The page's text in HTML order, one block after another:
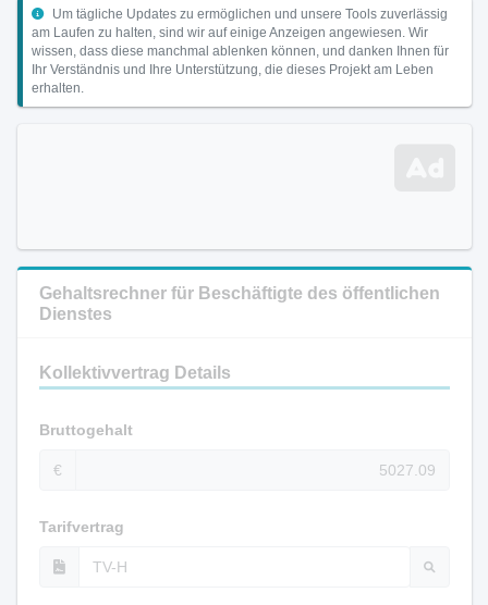
Um tägliche Updates zu ermöglichen und unsere Tools zuverlässig
am Laufen zu halten, sind wir auf einige Anzeigen angewiesen. Wir
wissen, dass diese manchmal ablenken können, und danken Ihnen für
Ihr Verständnis und Ihre Unterstützung, die dieses Projekt am Leben
erhalten.
Gehaltsrechner für Beschäftigte des öffentlichen
Dienstes
Kollektivvertrag Details
Bruttogehalt
€
Tarifvertrag